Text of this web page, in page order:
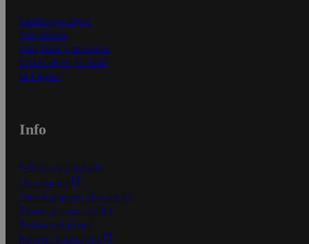
Ensitilaajan ohjeet
Näin maksat
Näin tilaat ja muokkaat
Kaikki ohjeet ja vinkit
In English
Info
S-Business yrityksille
Oiva-raportit
Osuuskauppojen yhteystiedot
Tilaus- ja toimitusehdot
Tietosuojakäytäntö
Palvelun käyttöehdot